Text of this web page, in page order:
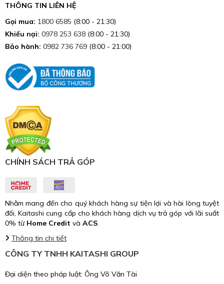
THÔNG TIN LIÊN HỆ
Gọi mua: 1800 6585 (8:00 - 21:30)
Khiếu nại: 0978 253 638 (8:00 - 21:30)
Bảo hành: 0982 736 769 (8:00 - 21:00)
CHÍNH SÁCH TRẢ GÓP
Nhằm mang đến cho quý khách hàng sự tiện lợi và hài lòng tuyệt
đối, Kaitashi cung cấp cho khách hàng dịch vụ trả góp với lãi suất
0% từ Home Credit và ACS.
Thông tin chi tiết
CÔNG TY TNHH KAITASHI GROUP
Đại diện theo pháp luật: Ông Võ Văn Tài